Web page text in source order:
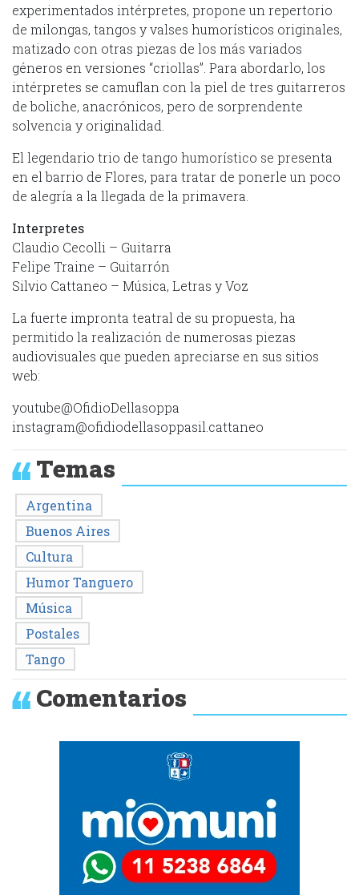
experimentados intérpretes, propone un repertorio
de milongas, tangos y valses humorísticos originales,
matizado con otras piezas de los más variados
géneros en versiones “criollas”. Para abordarlo, los
intérpretes se camuflan con la piel de tres guitarreros
de boliche, anacrónicos, pero de sorprendente
solvencia y originalidad.
El legendario trio de tango humorístico se presenta
en el barrio de Flores, para tratar de ponerle un poco
de alegría a la llegada de la primavera.
Interpretes
Claudio Cecolli – Guitarra
Felipe Traine – Guitarrón
Silvio Cattaneo – Música, Letras y Voz
La fuerte impronta teatral de su propuesta, ha
permitido la realización de numerosas piezas
audiovisuales que pueden apreciarse en sus sitios
web:
youtube@OfidioDellasoppa
instagram@ofidiodellasoppasil.cattaneo
Temas
Argentina
Buenos Aires
Cultura
Humor Tanguero
Música
Postales
Tango
Comentarios